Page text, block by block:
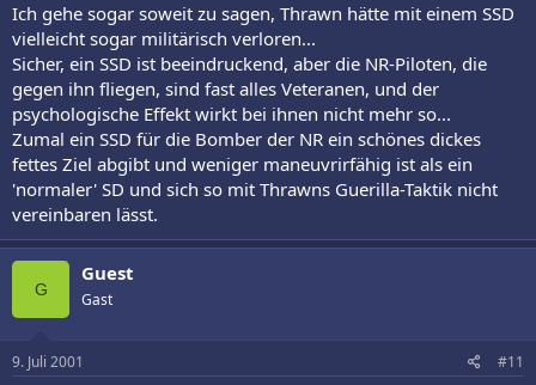
Ich gehe sogar soweit zu sagen, Thrawn hätte mit einem SSD
vielleicht sogar militärisch verloren...
Sicher, ein SSD ist beeindruckend, aber die NR-Piloten, die
gegen ihn fliegen, sind fast alles Veteranen, und der
psychologische Effekt wirkt bei ihnen nicht mehr so...
Zumal ein SSD für die Bomber der NR ein schönes dickes
fettes Ziel abgibt und weniger maneuvrirfähig ist als ein
'normaler' SD und sich so mit Thrawns Guerilla-Taktik nicht
vereinbaren lässt.
G
Guest
Gast
9. Juli 2001 #11